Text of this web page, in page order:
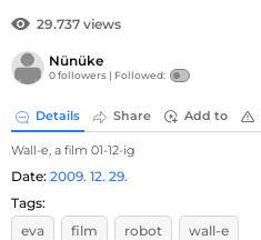
29.737 views
Nünüke
0 followers | Followed:
Details Share Add to
Wall-e, a film 01-12-ig
Date: 2009. 12. 29.
Tags:
eva
film robot wall-e